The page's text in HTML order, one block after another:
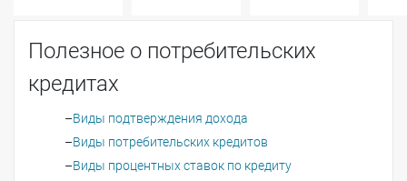
Полезное о потребительских
кредитах
Виды подтверждения дохода
Виды потребительских кредитов
Виды процентных ставок по кредиту